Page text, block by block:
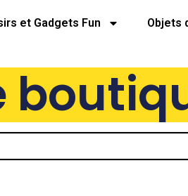
et Gadgets Fun Objets